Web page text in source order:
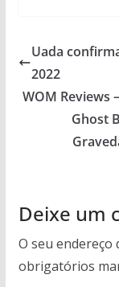
Uada
2022
WOM Reviews
Ghost
Deixe um
O seu endereço
obrigatórios